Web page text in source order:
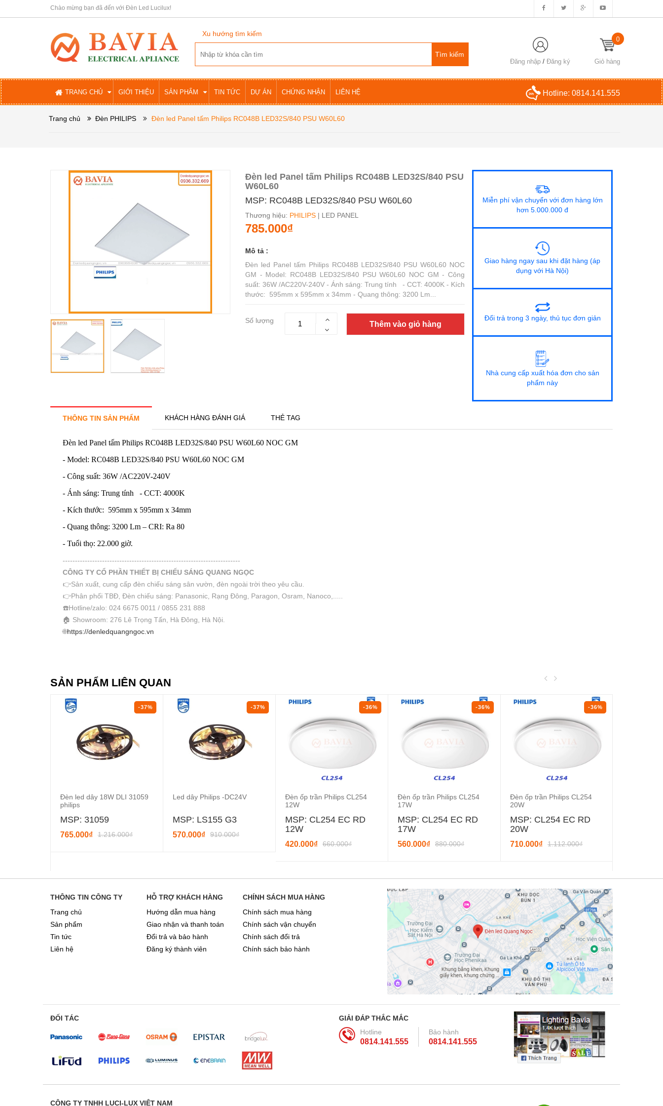
Chào mừng bạn đã đến với Đèn Led Lucilux!
Xu hướng tìm kiếm
Đăng nhập /Đăng ký Giỏ hàng
0
TRANG CHỦ GIỚI THIỆU SẢN PHẨM TIN TỨC DỰ ÁN CHỨNG NHẬN LIÊN HỆ Hotline: 0814.141.555
Trang chủ Đèn PHILIPS Đèn led Panel tấm Philips RC048B LED32S/840 PSU W60L60
Đèn led Panel tấm Philips RC048B LED32S/840 PSU
W60L60
MSP: RC048B LED32S/840 PSU W60L60
Thương hiệu: PHILIPS | LED PANEL
785.000₫
Mô tả :
Đèn led Panel tấm Philips RC048B LED32S/840 PSU W60L60 NOC
GM - Model: RC048B LED32S/840 PSU W60L60 NOC GM - Công
suất: 36W /AC220V-240V - Ánh sáng: Trung tính - CCT: 4000K - Kích
thước: 595mm x 595mm x 34mm - Quang thông: 3200 Lm...
Số lượng Thêm vào giỏ hàng
Miễn phí vận chuyển với đơn hàng lớn
hơn 5.000.000 đ
Giao hàng ngay sau khi đặt hàng (áp
dụng với Hà Nội)
Đổi trả trong 3 ngày, thủ tục đơn giản
Nhà cung cấp xuất hóa đơn cho sản
phẩm này
THÔNG TIN SẢN PHẨM KHÁCH HÀNG ĐÁNH GIÁ THẺ TAG
Đèn led Panel tấm Philips RC048B LED32S/840 PSU W60L60 NOC GM
- Model: RC048B LED32S/840 PSU W60L60 NOC GM
- Công suất: 36W /AC220V-240V
- Ánh sáng: Trung tính - CCT: 4000K
- Kích thước: 595mm x 595mm x 34mm
- Quang thông: 3200 Lm – CRI: Ra 80
- Tuổi thọ: 22.000 giờ.
------------------------------------------------------------------------
CÔNG TY CỔ PHẦN THIẾT BỊ CHIẾU SÁNG QUANG NGỌC
👉Sản xuất, cung cấp đèn chiếu sáng sân vườn, đèn ngoài trời theo yêu cầu.
👉Phân phối TBĐ, Đèn chiếu sáng: Panasonic, Rạng Đông, Paragon, Osram, Nanoco,.....
☎️Hotline/zalo: 024 6675 0011 / 0855 231 888
🏠 Showroom: 276 Lê Trọng Tấn, Hà Đông, Hà Nội.
🌐https://denledquangngoc.vn
SẢN PHẨM LIÊN QUAN
-37%
Đèn led dây 18W DLI 31059
philips
MSP: 31059
765.000₫ 1.216.000₫
-37%
Led dây Philips -DC24V
MSP: LS155 G3
570.000₫ 910.000₫
-36%
Đèn ốp trần Philips CL254
12W
MSP: CL254 EC RD
12W
420.000₫ 660.000₫
-36%
Đèn ốp trần Philips CL254
17W
MSP: CL254 EC RD
17W
560.000₫ 880.000₫
-36%
Đèn ốp trần Philips CL254
20W
MSP: CL254 EC RD
20W
710.000₫ 1.112.000₫
THÔNG TIN CÔNG TY
Trang chủ
Sản phẩm
Tin tức
Liên hệ
HỖ TRỢ KHÁCH HÀNG
Hướng dẫn mua hàng
Giao nhận và thanh toán
Đổi trả và bảo hành
Đăng ký thành viên
CHÍNH SÁCH MUA HÀNG
Chính sách mua hàng
Chính sách vận chuyển
Chính sách đổi trả
Chính sách bảo hành
ĐỐI TÁC
GIẢI ĐÁP THẮC MẮC
Hotline
0814.141.555
Bảo hành
0814.141.555
CÔNG TY TNHH LUCI-LUX VIỆT NAM